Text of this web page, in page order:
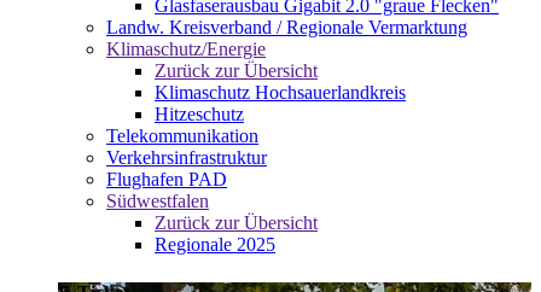
Glasfaserausbau Gigabit 2.0 "graue Flecken"
Landw. Kreisverband / Regionale Vermarktung
Klimaschutz/Energie
Zurück zur Übersicht
Klimaschutz Hochsauerlandkreis
Hitzeschutz
Telekommunikation
Verkehrsinfrastruktur
Flughafen PAD
Südwestfalen
Zurück zur Übersicht
Regionale 2025